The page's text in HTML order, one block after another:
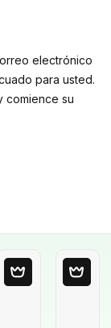
electrónico
para usted.
comience su